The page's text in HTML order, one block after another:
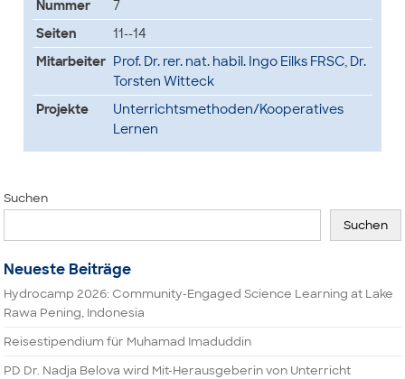
Nummer
7
Seiten
11--14
Mitarbeiter Prof. Dr. rer. nat. habil. Ingo Eilks FRSC, Dr.
Torsten Witteck
Projekte
Unterrichtsmethoden/Kooperatives
Lernen
Suchen
Suchen
Neueste Beiträge
Hydrocamp 2026: Community-Engaged Science Learning at Lake
Rawa Pening, Indonesia
Reisestipendium für Muhamad Imaduddin
PD Dr. Nadja Belova wird Mit-Herausgeberin von Unterricht